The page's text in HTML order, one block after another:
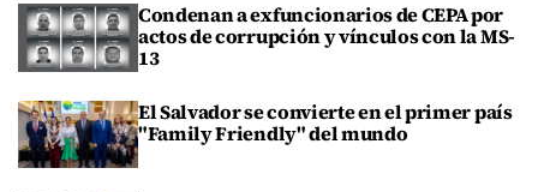
Condenan a exfuncionarios de CEPA por
actos de corrupción y vínculos con la MS-
13
El Salvador se convierte en el primer país
"Family Friendly" del mundo